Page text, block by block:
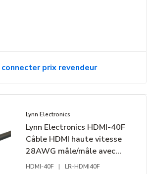
connecter prix revendeur
Lynn Electronics
Lynn Electronics HDMI-40F
Câble HDMI haute vitesse
28AWG mâle/mâle avec
Ethernet, 40'
HDMI-40F | LR-HDMI40F